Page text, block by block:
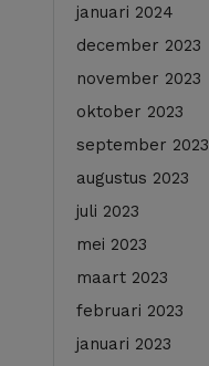
januari 2024
december 2023
november 2023
oktober 2023
september 2023
augustus 2023
juli 2023
mei 2023
maart 2023
februari 2023
januari 2023